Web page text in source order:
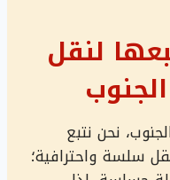
لنقل
نحن نتبع
سلسة واحترافية؛